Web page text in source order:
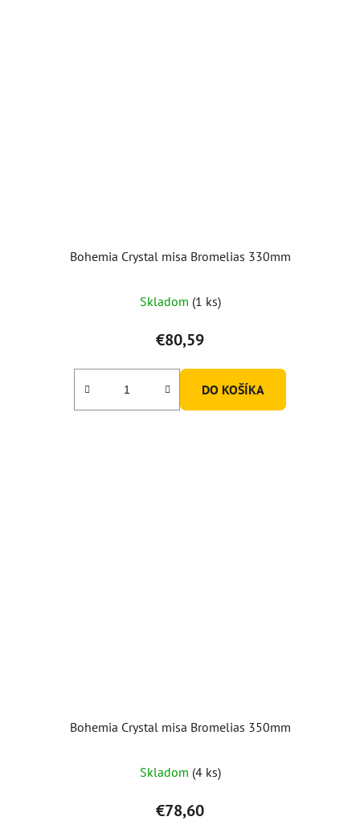
Bohemia Crystal misa Bromelias 330mm
Skladom (1 ks)
€80,59
DO KOŠÍKA
Bohemia Crystal misa Bromelias 350mm
hodnotenie
produktu
je
Skladom (4 ks)
€78,60